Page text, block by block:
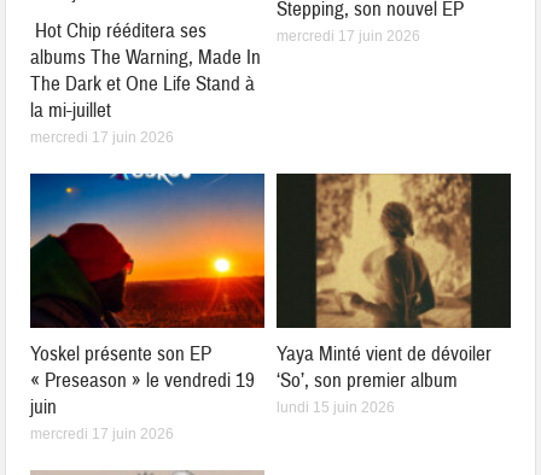
Hot Chip rééditera ses
albums The Warning, Made In
The Dark et One Life Stand à
la mi-juillet
mercredi 17 juin 2026
Stepping, son nouvel EP
mercredi 17 juin 2026
Yoskel présente son EP
« Preseason » le vendredi 19
juin
mercredi 17 juin 2026
Yaya Minté vient de dévoiler
‘So’, son premier album
lundi 15 juin 2026